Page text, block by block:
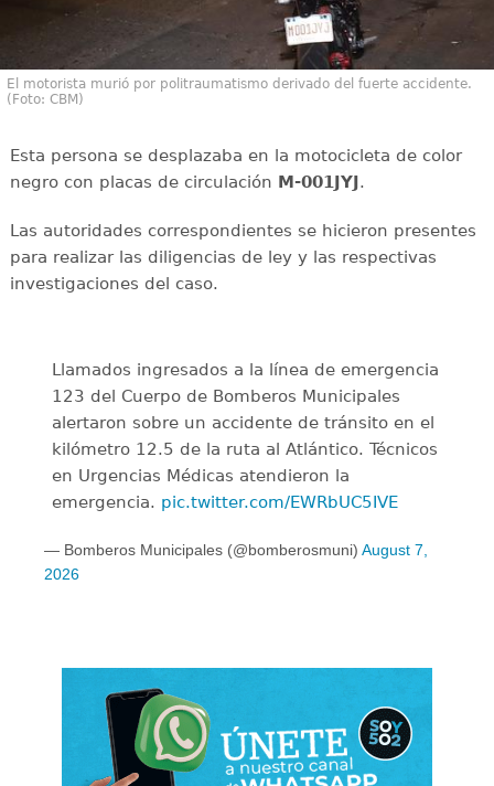
El motorista murió por politraumatismo derivado del fuerte accidente.
(Foto: CBM)
Esta persona se desplazaba en la motocicleta de color
negro con placas de circulación M-001JYJ.
Las autoridades correspondientes se hicieron presentes
para realizar las diligencias de ley y las respectivas
investigaciones del caso.
Llamados ingresados a la línea de emergencia
123 del Cuerpo de Bomberos Municipales
alertaron sobre un accidente de tránsito en el
kilómetro 12.5 de la ruta al Atlántico. Técnicos
en Urgencias Médicas atendieron la
emergencia. pic.twitter.com/EWRbUC5IVE
— Bomberos Municipales (@bomberosmuni) August 7,
2026